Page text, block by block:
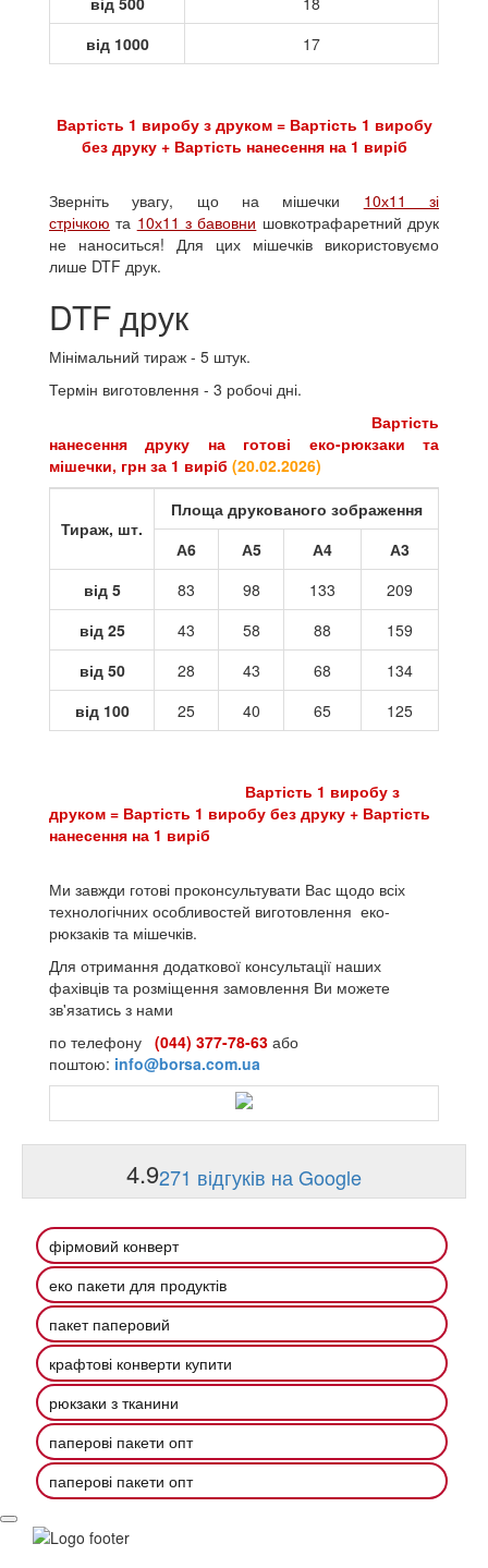
від 1000
17
Вартість 1 виробу з друком = Вартість 1 виробу
без друку + Вартість нанесення на 1 виріб
Зверніть увагу, що на мішечки 10х11 зі
стрічкою та 10х11 з бавовни шовкотрафаретний друк
не наноситься! Для цих мішечків використовуємо
лише DTF друк.
DTF друк
Мінімальний тираж - 5 штук.
Термін виготовлення - 3 робочі дні.
Вартість
нанесення друку на готові еко-рюкзаки та
мішечки, грн за 1 виріб (20.02.2026)
Тираж, шт.
Площа друкованого зображення
А6
А5 А4
А3
від 5
83 98 133
209
від 25
43 58 88
159
від 50
28 43 68
134
від 100
25 40 65 125
Вартість 1 виробу з
друком = Вартість 1 виробу без друку + Вартість
нанесення на 1 виріб
Ми завжди готові проконсультувати Вас щодо всіх
технологічних особливостей виготовлення еко-
рюкзаків та мішечків.
Для отримання додаткової консультації наших
фахівців та розміщення замовлення Ви можете
зв'язатись з нами
по телефону (044) 377-78-63 або
поштою: info@borsa.com.ua
4.9271 відгуків на Google
фірмовий конверт
еко пакети для продуктів
пакет паперовий
крафтові конверти купити
рюкзаки з тканини
паперові пакети опт
паперові пакети опт